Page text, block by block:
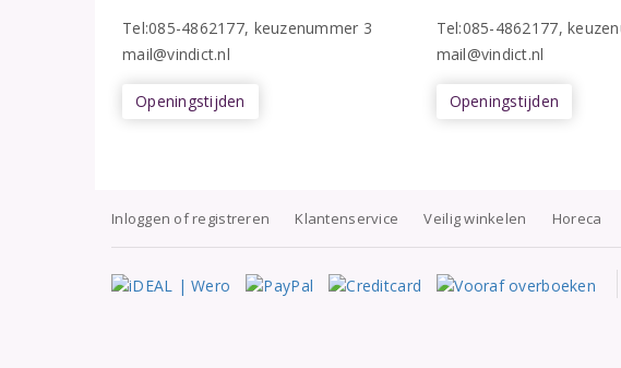
Tel:085-4862177, keuzenummer 3
mail@vindict.nl
Openingstijden
Tel:085-4862177,
mail@vindict.nl
Openingstijden
Inloggen of registreren Klantenservice Veilig winkelen Horeca